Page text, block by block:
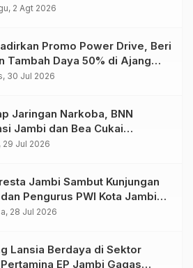
2 Agt 2026
Promo Power Drive, Beri
Tambah Daya 50% di Ajang
30 Jul 2026
Jaringan Narkoba, BNN
Jambi dan Bea Cukai
Sembilan Pelaku beserta
29 Jul 2026
Jambi Sambut Kunjungan
Pengurus PWI Kota Jambi
Sinergi dan Kolaborasi
28 Jul 2026
Lansia Berdaya di Sektor
EP Jambi Gagas